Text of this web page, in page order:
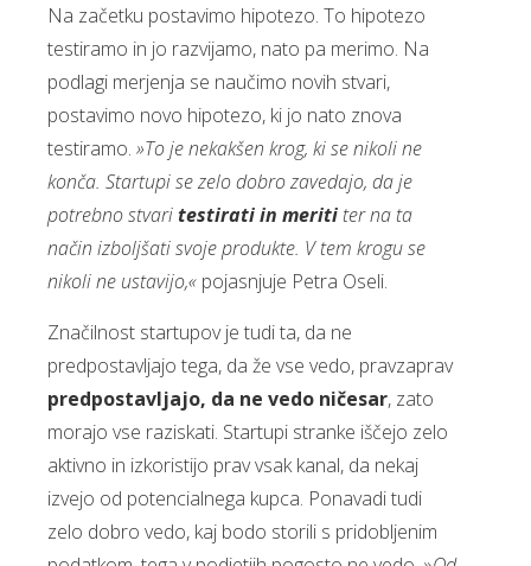
Na začetku postavimo hipotezo. To hipotezo
testiramo in jo razvijamo, nato pa merimo. Na
podlagi merjenja se naučimo novih stvari,
postavimo novo hipotezo, ki jo nato znova
testiramo. »To je nekakšen krog, ki se nikoli ne
konča. Startupi se zelo dobro zavedajo, da je
potrebno stvaritestirati in meriti ter na ta
način izboljšati svoje produkte. V tem krogu se
nikoli ne ustavijo,« pojasnjuje Petra Oseli.
Značilnost startupov je tudi ta, da ne
predpostavljajo tega, da že vse vedo, pravzaprav
predpostavljajo, da ne vedo ničesar, zato
morajo vse raziskati. Startupi stranke iščejo zelo
aktivno in izkoristijo prav vsak kanal, da nekaj
izvejo od potencialnega kupca. Ponavadi tudi
zelo dobro vedo, kaj bodo storili s pridobljenim